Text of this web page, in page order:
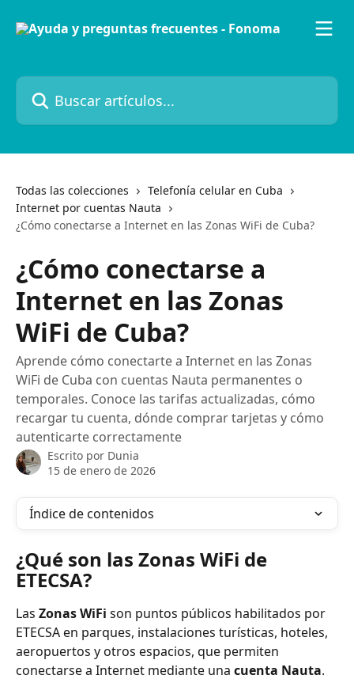
Buscar artículos...
Todas las colecciones
Telefonía celular en Cuba
Internet por cuentas Nauta
¿Cómo conectarse a Internet en las Zonas WiFi de Cuba?
¿Cómo conectarse a
Internet en las Zonas
WiFi de Cuba?
Aprende cómo conectarte a Internet en las Zonas
WiFi de Cuba con cuentas Nauta permanentes o
temporales. Conoce las tarifas actualizadas, cómo
recargar tu cuenta, dónde comprar tarjetas y cómo
autenticarte correctamente
Escrito por Dunia
15 de enero de 2026
Índice de contenidos
¿Qué son las Zonas WiFi de
ETECSA?
Las Zonas WiFi son puntos públicos habilitados por
ETECSA en parques, instalaciones turísticas, hoteles,
aeropuertos y otros espacios, que permiten
conectarse a Internet mediante una cuenta Nauta.